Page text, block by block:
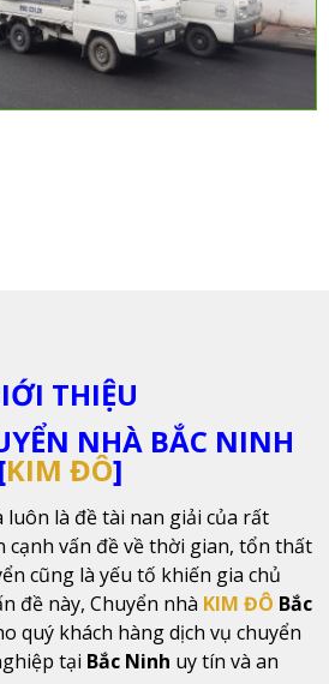
THIỆU
NHÀ BẮC NINH
[KIM ĐÔ]
là đề tài nan giải của rất
cạnh vấn đề về thời gian, tổn thất
cũng là yếu tố khiến gia chủ
đề này, Chuyển nhà KIM ĐÔ Bắc
quý khách hàng dịch vụ chuyển
tại Bắc Ninh uy tín và an